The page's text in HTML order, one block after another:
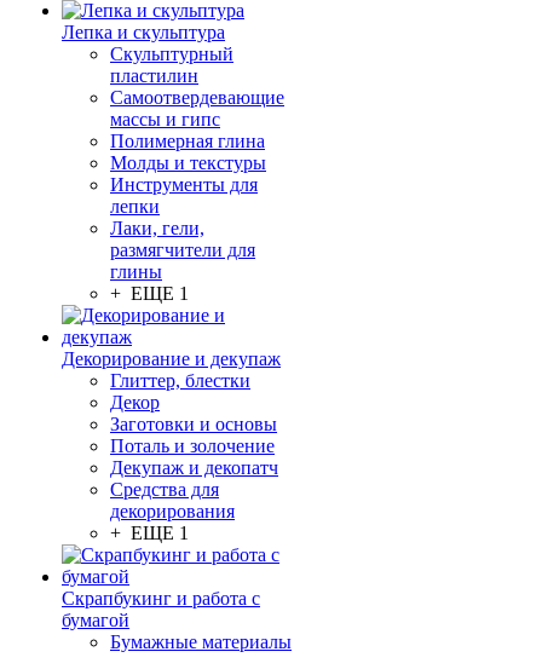
Лепка и скульптура
Скульптурный
пластилин
Самоотвердевающие
массы и гипс
Полимерная глина
Молды и текстуры
Инструменты для
лепки
Лаки, гели,
размягчители для
глины
+ ЕЩЕ 1
Декорирование и декупаж
Глиттер, блестки
Декор
Заготовки и основы
Поталь и золочение
Декупаж и декопатч
Средства для
декорирования
+ ЕЩЕ 1
Скрапбукинг и работа с
бумагой
Бумажные материалы